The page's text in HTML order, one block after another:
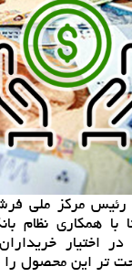
مركز ملی
همكاری نظام
اختیار
تر این محصول